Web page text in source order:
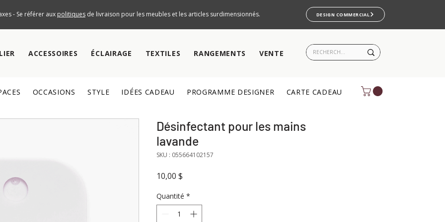
- Se référer aux politiquesde livraison pour les meubles et les articles surdimensionnés. DESIGN COMMERCIAL
ACCESSOIRES ÉCLAIRAGE TEXTILES RANGEMENTS VENTE
OCCASIONS STYLE IDÉES CADEAU PROGRAMME DESIGNER CARTE CADEAU
Désinfectant pour les mains
lavande
SKU : 055664102157
10,00 $
Quantité *